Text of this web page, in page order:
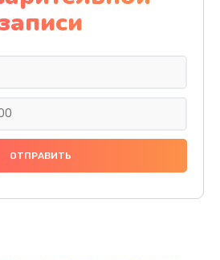
Заказать
тачскрина
740 руб.